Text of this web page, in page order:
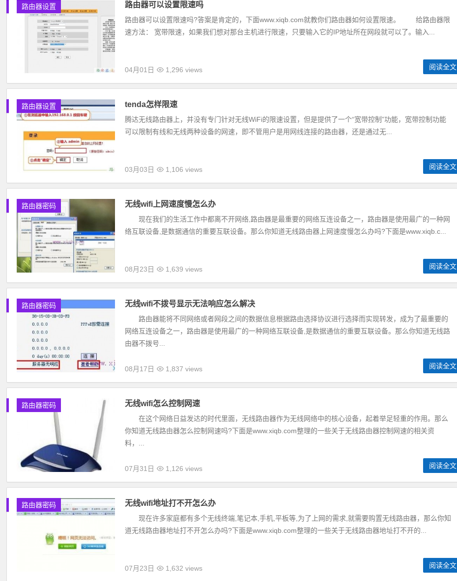
路由器设置 路由器可以设置限速吗
路由器可以设置限速吗?答案是肯定的，下面www.xiqb.com就教你们路由器如何设置限速。 给路由器限
速方法： 宽带限速，如果我们想对那台主机进行限速，只要输入它的IP地址所在网段就可以了。输入...
04月01日 1,296 views 阅读全文
路由器设置 tenda怎样限速
腾达无线路由器上，并没有专门针对无线WiFi的限速设置，但是提供了一个“宽带控制”功能，宽带控制功能
可以限制有线和无线两种设备的网速，即不管用户是用网线连接的路由器，还是通过无...
03月03日 1,106 views 阅读全文
路由器密码 无线wifi上网速度慢怎么办
现在我们的生活工作中都离不开网络,路由器是最重要的网络互连设备之一，路由器是使用最广的一种网
络互联设备,是数据通信的重要互联设备。那么你知道无线路由器上网速度慢怎么办吗?下面是www.xiqb.c...
08月23日 1,639 views 阅读全文
路由器密码 无线wifi不拨号显示无法响应怎么解决
路由器能将不同网络或者网段之间的数据信息根据路由选择协议进行选择而实现转发，成为了最重要的
网络互连设备之一，路由器是使用最广的一种网络互联设备,是数据通信的重要互联设备。那么你知道无线路
由器不拨号...
08月17日 1,837 views 阅读全文
路由器密码 无线wifi怎么控制网速
在这个网络日益发达的时代里面，无线路由器作为无线网络中的核心设备，起着举足轻重的作用。那么
你知道无线路由器怎么控制网速吗?下面是www.xiqb.com整理的一些关于无线路由器控制网速的相关资
料，...
07月31日 1,126 views 阅读全文
路由器密码 无线wifi地址打不开怎么办
现在许多家庭都有多个无线终端,笔记本,手机,平板等,为了上网的需求,就需要购置无线路由器，那么你知
道无线路由器地址打不开怎么办吗?下面是www.xiqb.com整理的一些关于无线路由器地址打不开的...
07月23日 1,632 views 阅读全文